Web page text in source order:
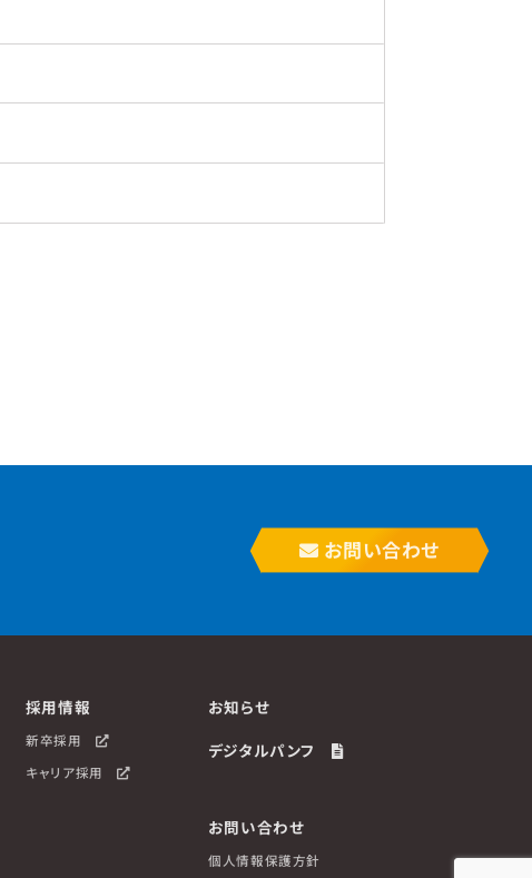
お問い合わせ
採用情報
新卒採用
キャリア採用
お知らせ
デジタルパンフ
お問い合わせ
個人情報保護方針